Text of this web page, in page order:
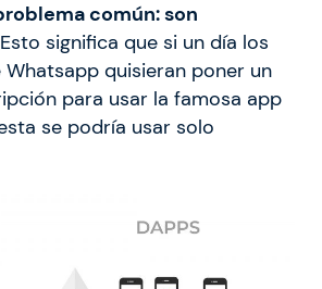
común: son
significa que si un día los
quisieran poner un
para usar la famosa app
se podría usar solo